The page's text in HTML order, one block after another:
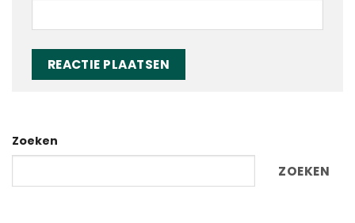
Zoeken
ZOEKEN